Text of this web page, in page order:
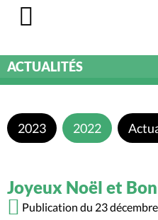
ACTUALITÉS
2023 2022
Joyeux Noël et
Publication du 23